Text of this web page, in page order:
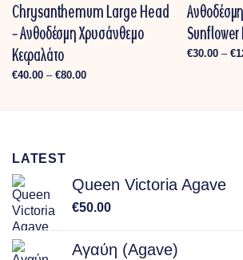
Chrysanthemum Large Head
– Ανθοδέσμη Χρυσάνθεμο
Κεφαλάτο
€40.00 – €80.00Price
€30.00 – €
LATEST
Queen Victoria Agave
€50.00
Αγαύη (Agave)